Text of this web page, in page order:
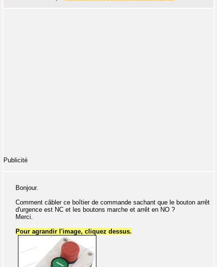
Publicité
Bonjour.
Comment câbler ce boîtier de commande sachant que le bouton arrêt
d'urgence est NC et les boutons marche et arrêt en NO ?
Merci.
Pour agrandir l'image, cliquez dessus.